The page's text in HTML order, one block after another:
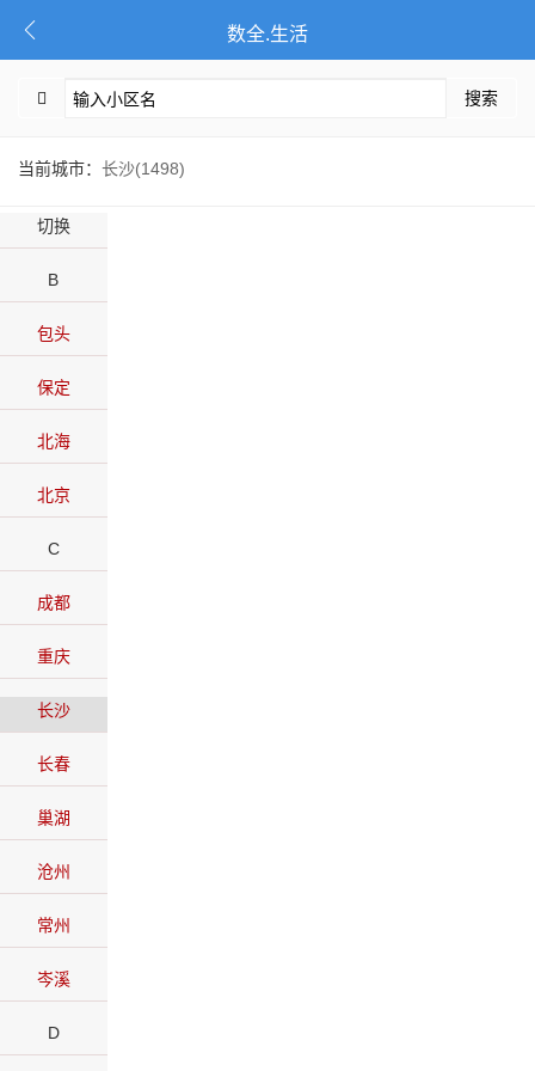
数全.生活
搜索
当前城市： 长沙(1498)
切换
B
包头
保定
北海
北京
C
成都
重庆
长沙
长春
巢湖
沧州
常州
岑溪
D